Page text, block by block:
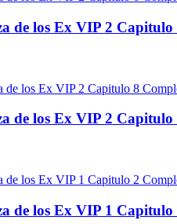
de los Ex VIP 2
de los Ex VIP 2
de los Ex VIP 1